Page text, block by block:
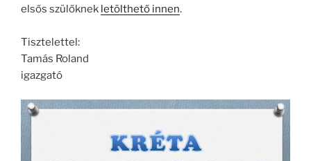
elsős szülőknek letölthető innen.
Tisztelettel:
Tamás Roland
igazgató